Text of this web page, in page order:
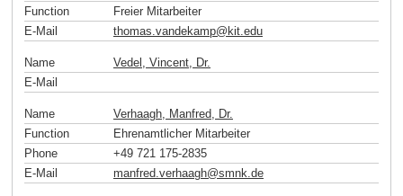
Function
Freier Mitarbeiter
E-Mail
thomas.vandekamp@ kit.edu
Name
Vedel, Vincent, Dr.
E-Mail
Name
Verhaagh, Manfred, Dr.
Function
Ehrenamtlicher Mitarbeiter
Phone
+49 721 175-2835
E-Mail
manfred.verhaagh@smnk de